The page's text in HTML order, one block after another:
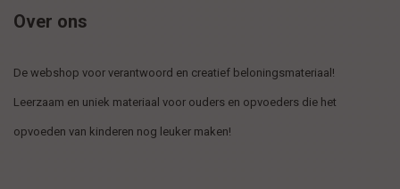
Over ons
De webshop voor verantwoord en creatief beloningsmateriaal!
Leerzaam en uniek materiaal voor ouders en opvoeders die het
opvoeden van kinderen nog leuker maken!